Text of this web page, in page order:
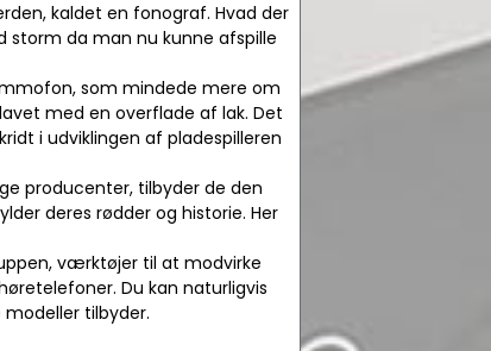
kaldet en fonograf. Hvad der
storm da man nu kunne afspille
som mindede mere om
med en overflade af lak. Det
i udviklingen af pladespilleren
producenter, tilbyder de den
deres rødder og historie. Her
værktøjer til at modvirke
Du kan naturligvis
tilbyder.